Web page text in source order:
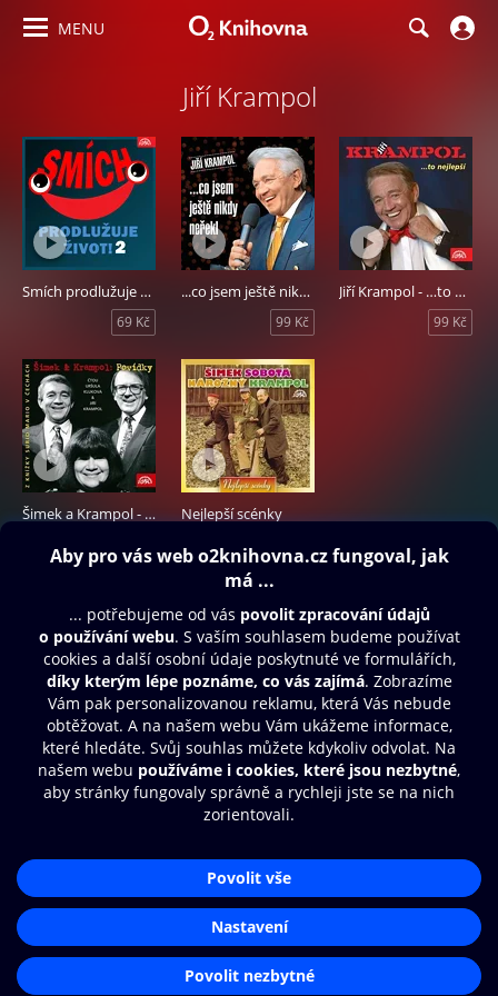
MENU
Jiří Krampol
Smích prodlužuje život! 2
69 Kč
...co jsem ještě nikdy neřekl
99 Kč
Jiří Krampol - …to nejlepší
99 Kč
Šimek a Krampol - Povídky
99 Kč
Nejlepší scénky
Obsah ke stažení
Moje O2 Knihovna
Další zábava
© O2 Czech Republic a.s.
Přístupnost
Zásady zpracování osobních údajů
Nastavení cookies
Aplikace O2 Knihovna
Čti a poslouchej své e-knihy a
audioknihy rychleji a pohodlněji.